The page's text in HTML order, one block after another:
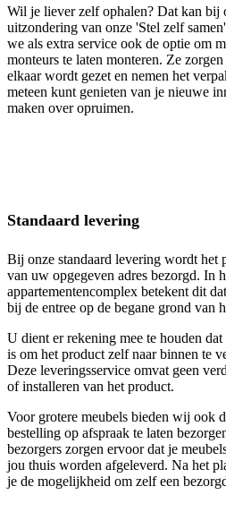
Wil je liever zelf ophalen? Dat kan bij
uitzondering van onze 'Stel zelf
we als extra service ook de optie om
monteurs te laten monteren. Ze
elkaar wordt gezet en nemen het
meteen kunt genieten van je nieuwe
maken over opruimen.
Standaard levering
Bij onze standaard levering wordt het
van uw opgegeven adres bezorgd. In
appartementencomplex betekent dit
bij de entree op de begane grond van
U dient er rekening mee te houden
is om het product zelf naar binnen te
Deze leveringsservice omvat geen
of installeren van het product.
Voor grotere meubels bieden wij ook
bestelling op afspraak te laten
bezorgers zorgen ervoor dat je
jou thuis worden afgeleverd. Na het
je de mogelijkheid om zelf een